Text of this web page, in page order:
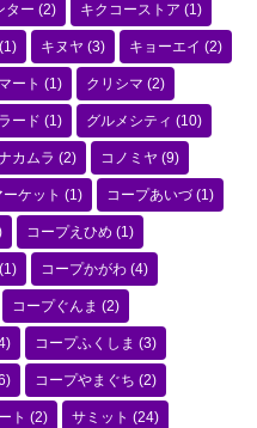
ター (2) キクコーストア (1)
(1) キヌヤ (3) キョーエイ (2)
ート (1) クリシマ (2)
ード (1) グルメシティ (10)
カムラ (2) コノミヤ (9)
ケット (1) コープあいづ(1)
コープえひめ (1)
(1) コープかがわ (4)
コープぐんま (2)
コープふくしま (3)
コープやまぐち (2)
ト (2) サミット (24)